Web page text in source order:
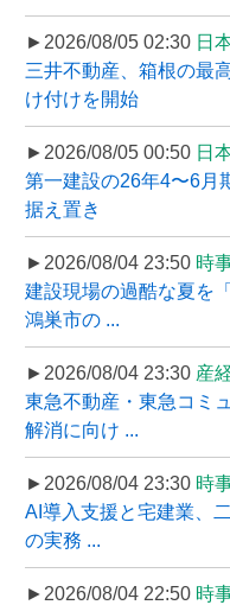
►2026/08/05 02:30 日
三井不動産、箱根の最
け付けを開始
►2026/08/05 00:50 日
第一建設の26年4〜6月
据え置き
►2026/08/04 23:50 時
建設現場の過酷な夏を
鴻巣市の ...
►2026/08/04 23:30 産
東急不動産・東急コミ
解消に向け ...
►2026/08/04 23:30 時
AI導入支援と宅建業、
の実務 ...
►2026/08/04 22:50 時